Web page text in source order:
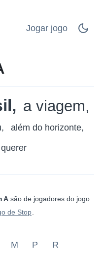
Jogar jogo
a viagem
além do horizonte
Asão de jogadores do jogo
de Stop
M P R